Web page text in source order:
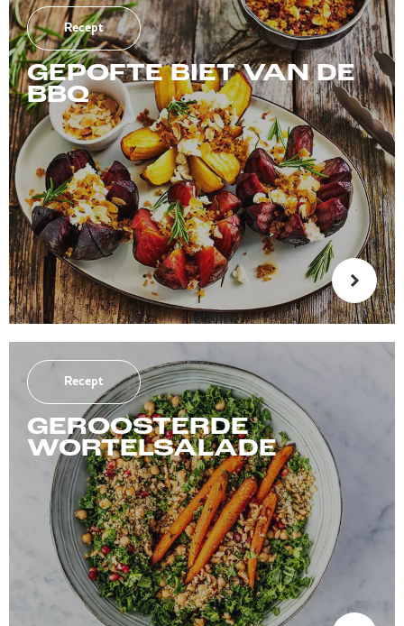
Recept
GEPOFTE BIET VAN DE
BBQ
Recept
GEROOSTERDE
WORTELSALADE